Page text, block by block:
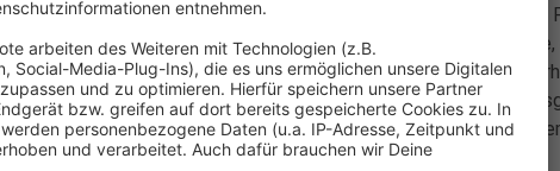
zuständig sind, haben in Coronazeiten mangels Beschäftigung viel
finden nun kein neues Personal. Ähnlich wie die Sicherheitsdienste,
Handgepäckkontrollen organisieren oder der Gastronomie in
sollen Studenten parat stehen, die zumindest Wasserflaschen
mehrstündigen Wartezeiten kommt. Die Urlaubserholung ist in
dann schon teilweise dahin.